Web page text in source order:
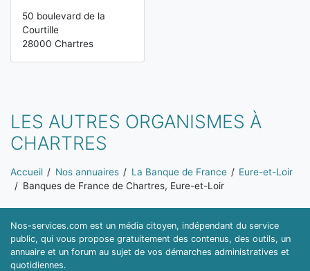
50 boulevard de la
Courtille
28000 Chartres
LES AUTRES ORGANISMES À
CHARTRES
Vous êtes ici:
Accueil Nos annuaires La Banque de France
Eure-et-Loir
Banques de France de Chartres, Eure-et-Loir
Nos-services.com est un média citoyen, indépendant du service
public, qui vous propose gratuitement des contenus, des outils, un
annuaire et un forum au sujet de vos démarches administratives et
quotidiennes.